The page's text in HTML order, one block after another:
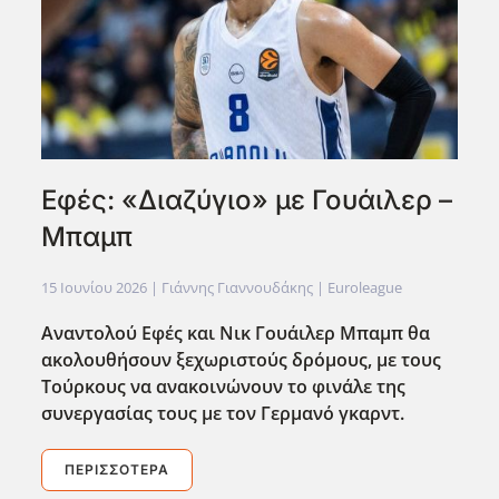
Εφές: «Διαζύγιο» με Γουάιλερ –
Μπαμπ
15 Ιουνίου 2026 | Γιάννης Γιαννουδάκης | Euroleague
Αναντολού Εφές και Νικ Γουάιλερ Μπαμπ θα
ακολουθήσουν ξεχωριστούς δρόμους, με τους
Τούρκους να ανακοινώνουν το φινάλε της
συνεργασίας τους με τον Γερμανό γκαρντ.
ΠΕΡΙΣΣΌΤΕΡΑ